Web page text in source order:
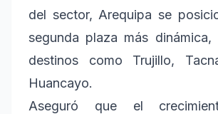
del sector, Arequipa se
segunda plaza más dinámica,
destinos como Trujillo,
Huancayo.
Aseguró que el